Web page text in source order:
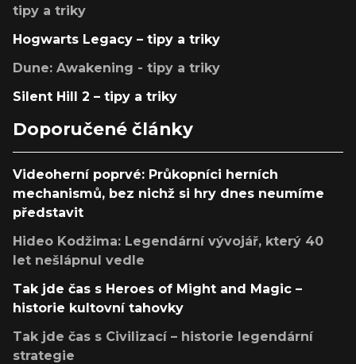
tipy a triky
Hogwarts Legacy – tipy a triky
Dune: Awakening - tipy a triky
Silent Hill 2 – tipy a triky
Doporučené články
Videoherní poprvé: Průkopníci herních
mechanismů, bez nichž si hry dnes neumíme
představit
Hideo Kodžima: Legendární vývojář, který 40
let nešlápnul vedle
Tak jde čas s Heroes of Might and Magic –
historie kultovní tahovky
Tak jde čas s Civilizací – historie legendární
strategie